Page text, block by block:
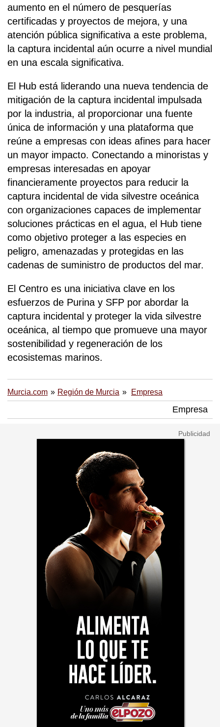
aumento en el número de pesquerías
certificadas y proyectos de mejora, y una
atención pública significativa a este problema,
la captura incidental aún ocurre a nivel mundial
en una escala significativa.
El Hub está liderando una nueva tendencia de
mitigación de la captura incidental impulsada
por la industria, al proporcionar una fuente
única de información y una plataforma que
reúne a empresas con ideas afines para hacer
un mayor impacto. Conectando a minoristas y
empresas interesadas en apoyar
financieramente proyectos para reducir la
captura incidental de vida silvestre oceánica
con organizaciones capaces de implementar
soluciones prácticas en el agua, el Hub tiene
como objetivo proteger a las especies en
peligro, amenazadas y protegidas en las
cadenas de suministro de productos del mar.
El Centro es una iniciativa clave en los
esfuerzos de Purina y SFP por abordar la
captura incidental y proteger la vida silvestre
oceánica, al tiempo que promueve una mayor
sostenibilidad y regeneración de los
ecosistemas marinos.
Murcia.com Región de Murcia Empresa
Empresa